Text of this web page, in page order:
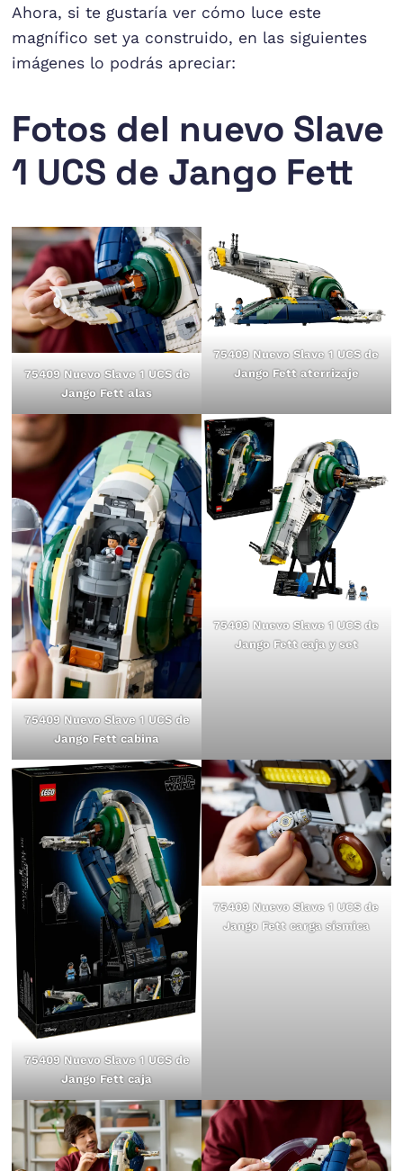
Ahora, si te gustaría ver cómo luce este
magnífico set ya construido, en las siguientes
imágenes lo podrás apreciar:
Fotos del nuevo Slave
1 UCS de Jango Fett
75409 Nuevo Slave 1 UCS de
Jango Fett alas
75409 Nuevo Slave 1 UCS de
Jango Fett aterrizaje
75409 Nuevo Slave 1 UCS de
Jango Fett cabina
75409 Nuevo Slave 1 UCS de
Jango Fett caja y set
75409 Nuevo Slave 1 UCS de
Jango Fett caja
75409 Nuevo Slave 1 UCS de
Jango Fett carga sísmica